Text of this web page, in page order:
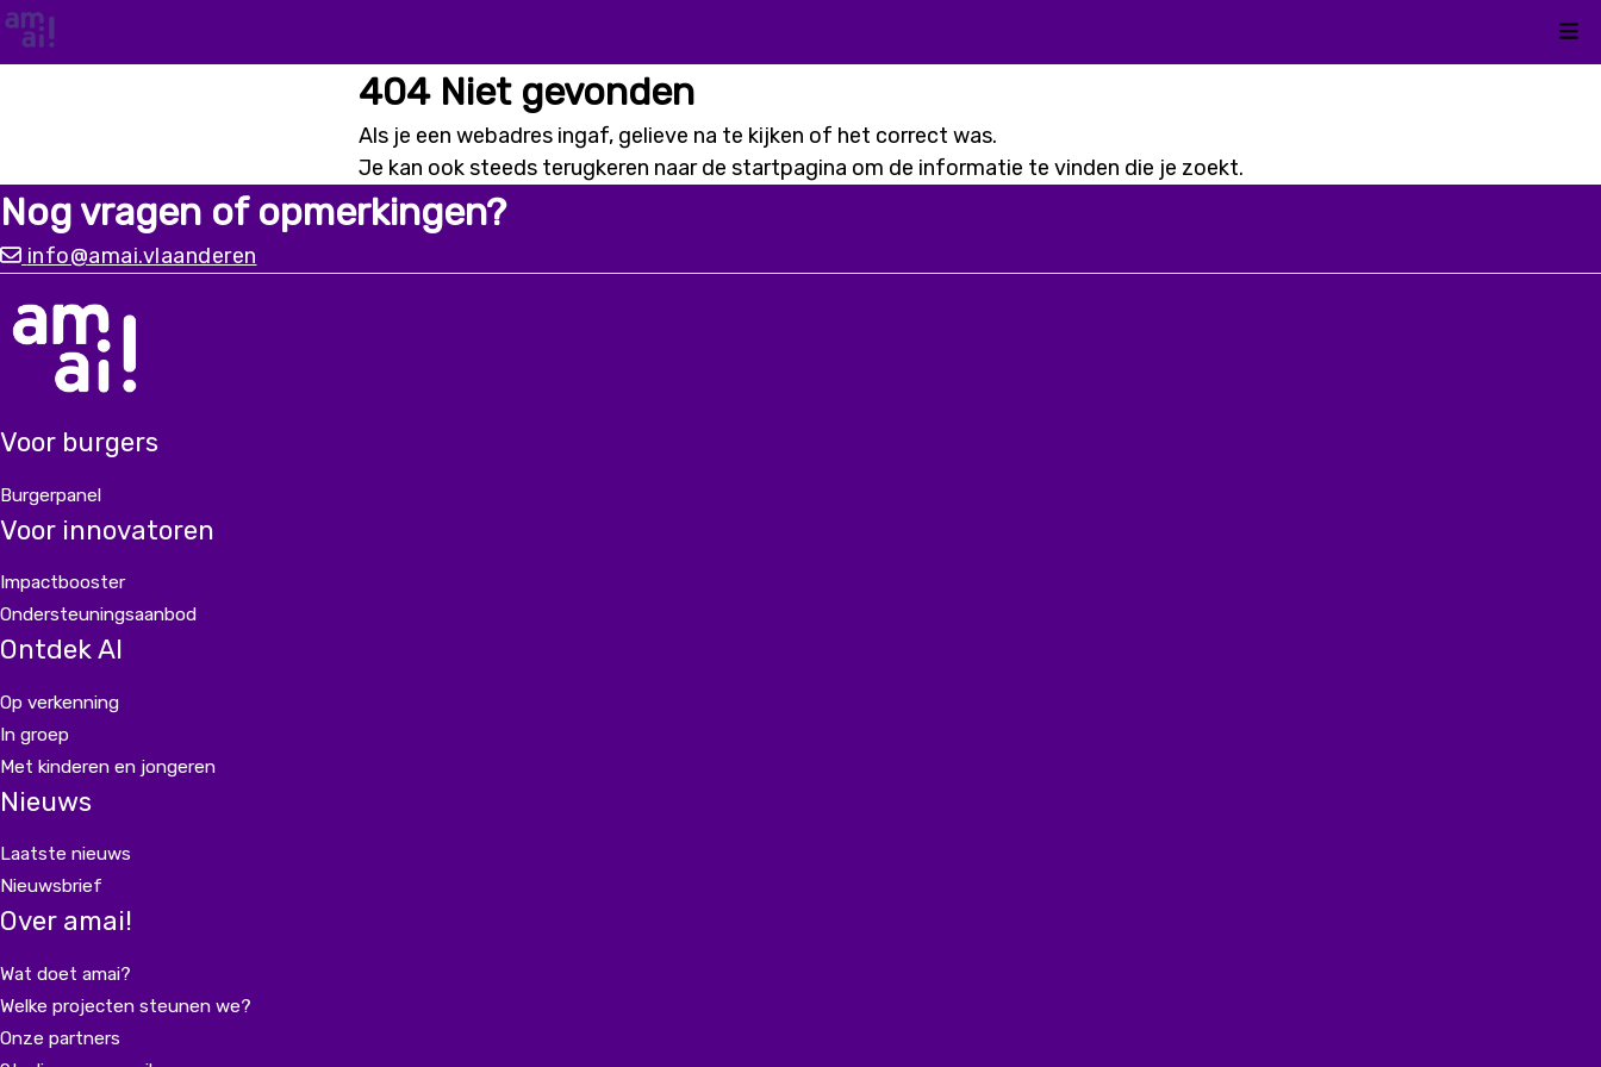
404 Niet gevonden
Als je een webadres ingaf, gelieve na te kijken of het correct was.
Je kan ook steeds terugkeren naar de startpagina om de informatie te vinden die je zoekt.
Nog vragen of opmerkingen?
info@amai.vlaanderen
Voor burgers
Burgerpanel
Voor innovatoren
Impactbooster
Ondersteuningsaanbod
Ontdek AI
Op verkenning
In groep
Met kinderen en jongeren
Nieuws
Laatste nieuws
Nieuwsbrief
Over amai!
Wat doet amai?
Welke projecten steunen we?
Onze partners